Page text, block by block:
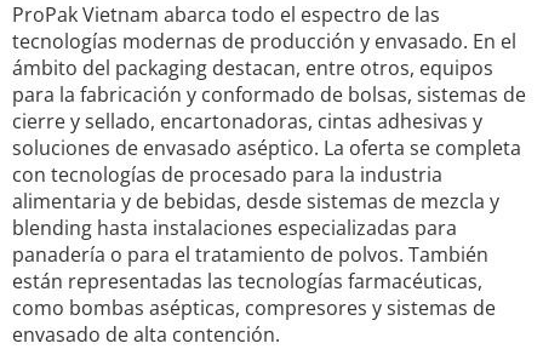
ProPak Vietnam abarca todo el espectro de las
tecnologías modernas de producción y envasado. En el
ámbito del packaging destacan, entre otros, equipos
para la fabricación y conformado de bolsas, sistemas de
cierre y sellado, encartonadoras, cintas adhesivas y
soluciones de envasado aséptico. La oferta se completa
con tecnologías de procesado para la industria
alimentaria y de bebidas, desde sistemas de mezcla y
blending hasta instalaciones especializadas para
panadería o para el tratamiento de polvos. También
están representadas las tecnologías farmacéuticas,
como bombas asépticas, compresores y sistemas de
envasado de alta contención.